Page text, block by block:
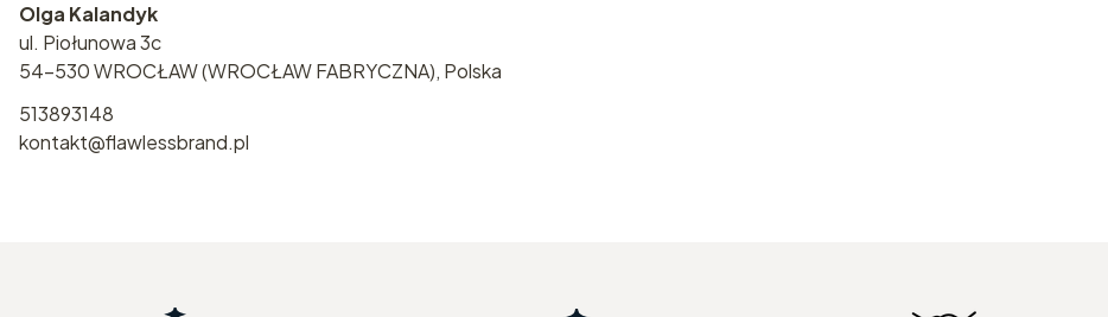
Olga Kalandyk
ul. Piołunowa 3c
54-530 WROCŁAW (WROCŁAW FABRYCZNA), Polska
513893148
kontakt@flawlessbrand.pl